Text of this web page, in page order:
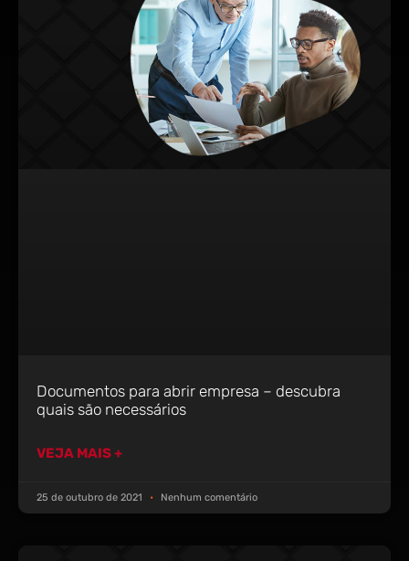
Documentos para abrir empresa – descubra
quais são necessários
VEJA MAIS +
25 de outubro de 2021 Nenhum comentário